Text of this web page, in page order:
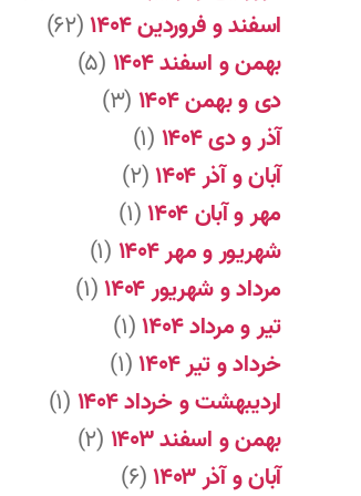
اسفند و فروردین ۱۴۰۴
(۶۲)
بهمن و اسفند ۱۴۰۴
(۵)
دی و بهمن ۱۴۰۴
(۳)
آذر و دی ۱۴۰۴
(۱)
آبان و آذر ۱۴۰۴
(۲)
مهر و آبان ۱۴۰۴
(۱)
شهریور و مهر ۱۴۰۴
(۱)
مرداد و شهریور ۱۴۰۴
(۱)
تیر و مرداد ۱۴۰۴
(۱)
خرداد و تیر ۱۴۰۴
(۱)
اردیبهشت و خرداد ۱۴۰۴
(۱)
بهمن و اسفند ۱۴۰۳
(۲)
آبان و آذر ۱۴۰۳
(۶)